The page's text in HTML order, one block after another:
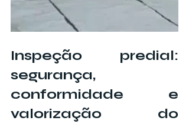
Inspeção predial:
segurança,
conformidade e
valorização do